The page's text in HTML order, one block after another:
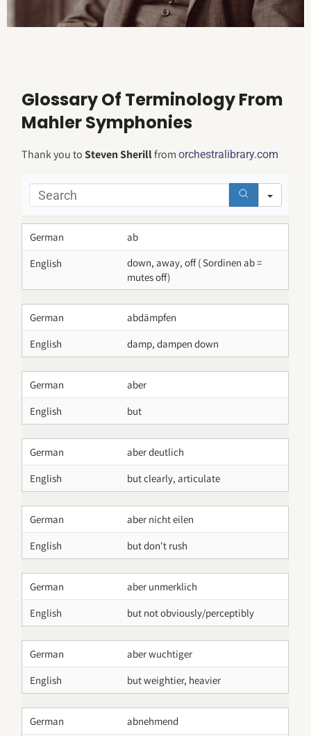
Glossary Of Terminology From
Mahler Symphonies
Thank you toSteven Sherillfromorchestralibrary.com
German
ab
English
down, away, off ( Sordinen ab =
mutes off)
German
abdämpfen
English
damp, dampen down
German
aber
English
but
German
aber deutlich
English
but clearly, articulate
German
aber nicht eilen
English
but don't rush
German
aber unmerklich
English
but not obviously/perceptibly
German
aber wuchtiger
English
but weightier, heavier
German
abnehmend